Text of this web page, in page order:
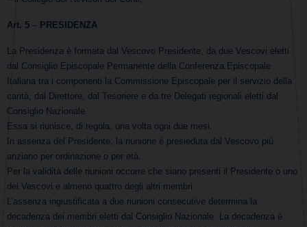
Art. 5 – PRESIDENZA
La Presidenza è formata dal Vescovo Presidente, da due Vescovi eletti
dal Consiglio Episcopale Permanente della Conferenza Episcopale
Italiana tra i componenti la Commissione Episcopale per il servizio della
carità, dal Direttore, dal Tesoriere e da tre Delegati regionali eletti dal
Consiglio Nazionale.
Essa si riunisce, di regola, una volta ogni due mesi.
In assenza del Presidente, la riunione è presieduta dal Vescovo più
anziano per ordinazione o per età.
Per la validità delle riunioni occorre che siano presenti il Presidente o uno
dei Vescovi e almeno quattro degli altri membri.
L’assenza ingiustificata a due riunioni consecutive determina la
decadenza dei membri eletti dal Consiglio Nazionale. La decadenza è